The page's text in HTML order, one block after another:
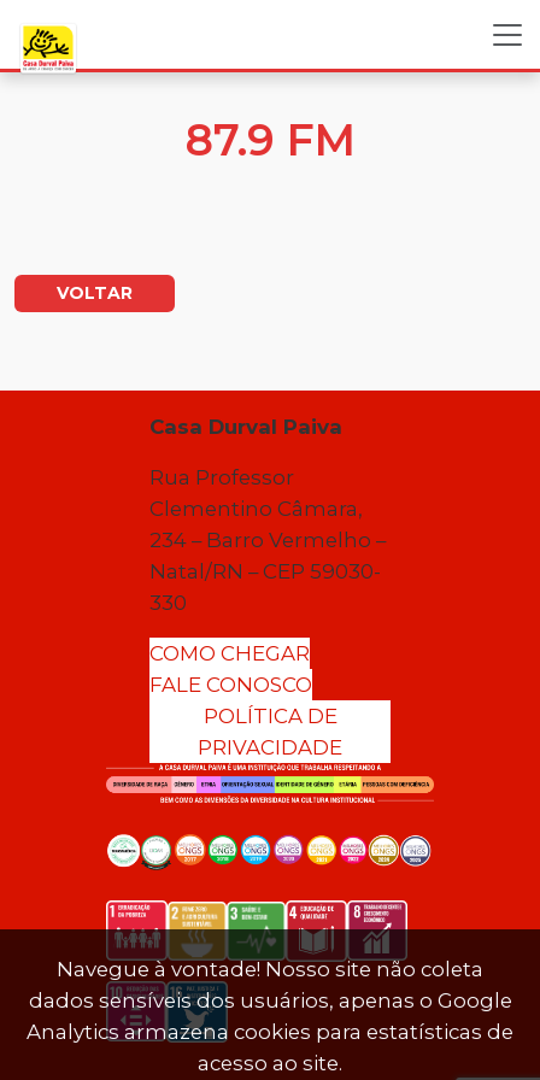
87.9 FM
VOLTAR
Casa Durval Paiva
Rua Professor
Clementino Câmara,
234 – Barro Vermelho –
Natal/RN – CEP 59030-
330
COMO CHEGAR
FALE CONOSCO
POLÍTICA DE
PRIVACIDADE
Navegue à vontade! Nosso site não coleta
dados sensíveis dos usuários, apenas o Google
Analytics armazena cookies para estatísticas de
acesso ao site.